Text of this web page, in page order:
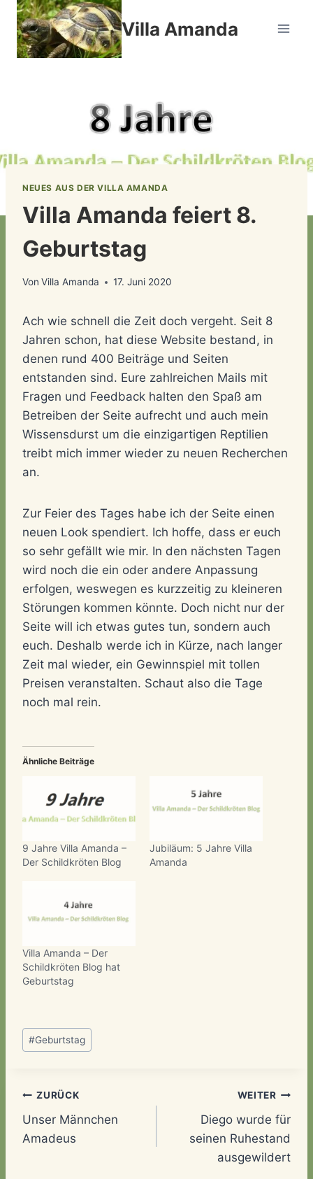
Zum
Inhalt
springen
Villa Amanda
NEUES AUS DER VILLA AMANDA
Villa Amanda feiert 8.
Geburtstag
Von Villa Amanda 17. Juni 2020
Ach wie schnell die Zeit doch vergeht. Seit 8
Jahren schon, hat diese Website bestand, in
denen rund 400 Beiträge und Seiten
entstanden sind. Eure zahlreichen Mails mit
Fragen und Feedback halten den Spaß am
Betreiben der Seite aufrecht und auch mein
Wissensdurst um die einzigartigen Reptilien
treibt mich immer wieder zu neuen Recherchen
an.
Zur Feier des Tages habe ich der Seite einen
neuen Look spendiert. Ich hoffe, dass er euch
so sehr gefällt wie mir. In den nächsten Tagen
wird noch die ein oder andere Anpassung
erfolgen, weswegen es kurzzeitig zu kleineren
Störungen kommen könnte. Doch nicht nur der
Seite will ich etwas gutes tun, sondern auch
euch. Deshalb werde ich in Kürze, nach langer
Zeit mal wieder, ein Gewinnspiel mit tollen
Preisen veranstalten. Schaut also die Tage
noch mal rein.
Ähnliche Beiträge
9 Jahre Villa Amanda –
Der Schildkröten Blog
Jubiläum: 5 Jahre Villa
Amanda
Villa Amanda – Der
Schildkröten Blog hat
Geburtstag
Schlagworte:
#Geburtstag
Beitragsnavigation
ZURÜCK
Unser Männchen
Amadeus
WEITER
Diego wurde für
seinen Ruhestand
ausgewildert